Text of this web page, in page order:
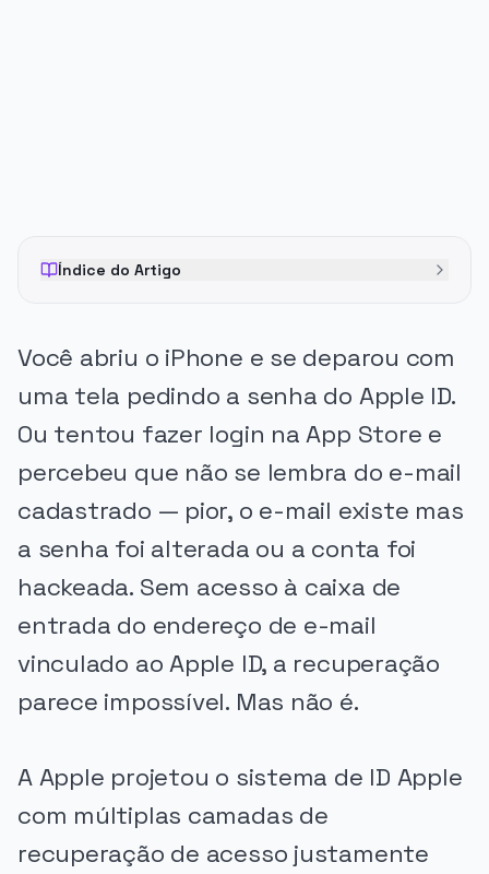
Índice do Artigo
Você abriu o iPhone e se deparou com
uma tela pedindo a senha do Apple ID.
Ou tentou fazer login na App Store e
percebeu que não se lembra do e-mail
cadastrado — pior, o e-mail existe mas
a senha foi alterada ou a conta foi
hackeada. Sem acesso à caixa de
entrada do endereço de e-mail
vinculado ao Apple ID, a recuperação
parece impossível. Mas não é.
A Apple projetou o sistema de ID Apple
com múltiplas camadas de
recuperação de acesso justamente